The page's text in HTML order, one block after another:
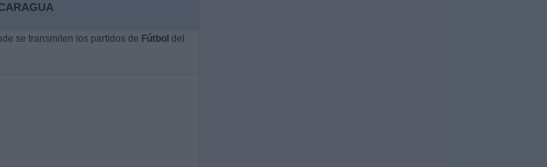
se transmiten los partidos de Fútbol del